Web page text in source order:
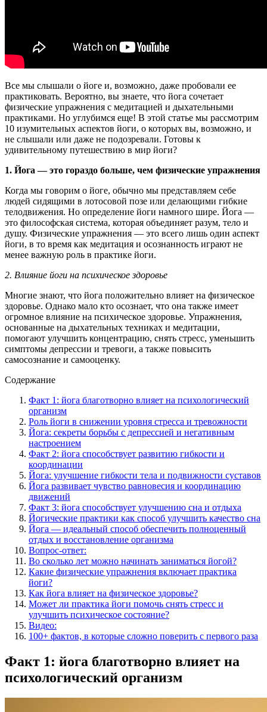
Все мы слышали о йоге и, возможно, даже пробовали ее
практиковать. Вероятно, вы знаете, что йога сочетает
физические упражнения с медитацией и дыхательными
практиками. Но углубимся еще! В этой статье мы рассмотрим
10 изумительных аспектов йоги, о которых вы, возможно, и
не слышали или даже не подозревали. Готовы к
удивительному путешествию в мир йоги?
1. Йога — это гораздо больше, чем физические упражнения
Когда мы говорим о йоге, обычно мы представляем себе
людей сидящими в лотосовой позе или делающими гибкие
телодвижения. Но определение йоги намного шире. Йога —
это философская система, которая объединяет разум, тело и
душу. Физические упражнения — это всего лишь один аспект
йоги, в то время как медитация и осознанность играют не
менее важную роль в практике йоги.
2. Влияние йоги на психическое здоровье
Многие знают, что йога положительно влияет на физическое
здоровье. Однако мало кто осознает, что она также имеет
огромное влияние на психическое здоровье. Упражнения,
основанные на дыхательных техниках и медитации,
помогают улучшить концентрацию, снять стресс, уменьшить
симптомы депрессии и тревоги, а также повысить
самосознание и самооценку.
Содержание
Факт 1: йога благотворно влияет на психологический
организм
Роль йоги в снижении уровня стресса и тревожности
Йога: секреты борьбы с депрессией и негативным
настроением
Факт 2: йога способствует развитию гибкости и
координации
Йога: улучшение гибкости тела и подвижности суставов
Йога развивает чувство равновесия и координацию
движений
Факт 3: йога способствует улучшению сна и отдыха
Йогические практики как способ улучшить качество сна
Йога — идеальный способ обеспечить полноценный
отдых и восстановление организма
Вопрос-ответ:
Во сколько лет можно начинать заниматься йогой?
Какие физические упражнения включает практика
йоги?
Как йога влияет на физическое здоровье?
Может ли практика йоги помочь снять стресс и
улучшить психическое состояние?
Видео:
100+ фактов, в которые сложно поверить с первого раза
Факт 1: йога благотворно влияет на
психологический организм